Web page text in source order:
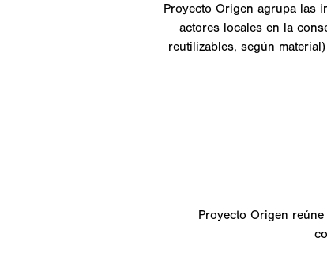
Proyecto Origen agrupa las
actores locales en la
reutilizables, según
Proyecto Origen